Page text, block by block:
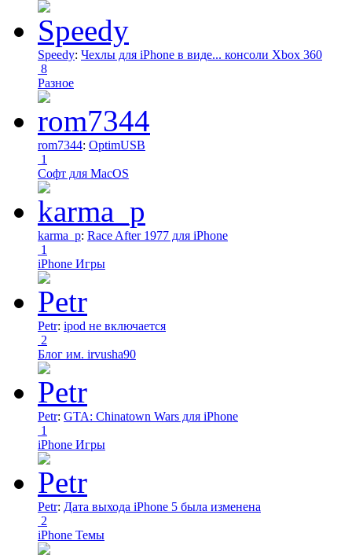
Speedy: Чехлы для iPhone в виде... консоли Xbox 360
8
Разное
rom7344: OptimUSB
1
Софт для MacOS
karma_p: Race After 1977 для iPhone
1
iPhone Игры
Petr: ipod не включается
2
Блог им. irvusha90
Petr: GTA: Chinatown Wars для iPhone
1
iPhone Игры
Petr: Дата выхода iPhone 5 была изменена
2
iPhone Темы